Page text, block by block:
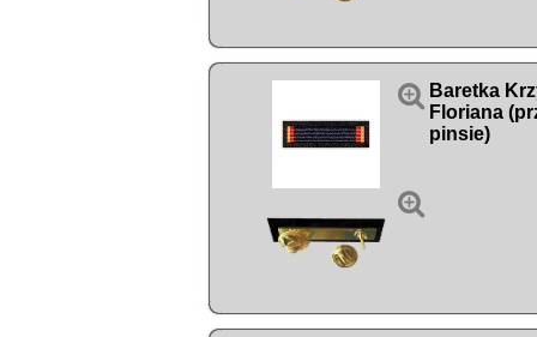


Baretka
Floriana
pinsie)